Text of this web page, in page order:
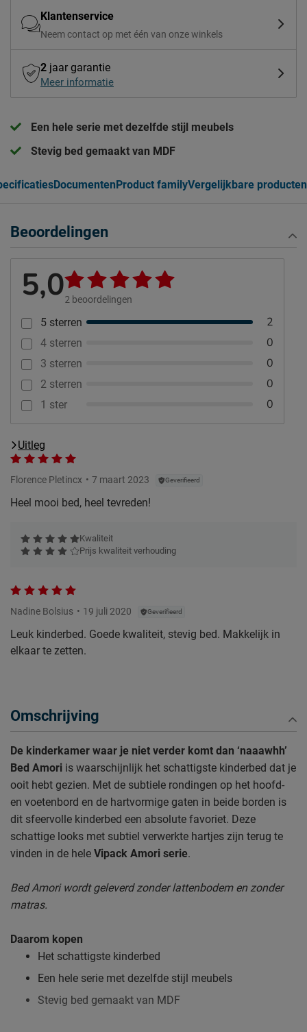
Klantenservice
Neem contact op met één van onze winkels
2 jaar garantie
Meer informatie
Een hele serie met dezelfde stijl meubels
Stevig bed gemaakt van MDF
DocumentenProduct familyVergelijkbare producten
Beoordelingen
5,02 beoordelingen
5 sterren 2
4 sterren 0
3 sterren 0
2 sterren 0
1 ster 0
Uitleg
Florence Pletincx 7 maart 2023 Geverifieerd
Heel mooi bed, heel tevreden!
Kwaliteit
Prijs kwaliteit verhouding
Nadine Bolsius 19 juli 2020 Geverifieerd
Leuk kinderbed. Goede kwaliteit, stevig bed. Makkelijk in
elkaar te zetten.
Omschrijving
De kinderkamer waar je niet verder komt dan ‘naaawhh’
Bed Amori is waarschijnlijk het schattigste kinderbed dat je
ooit hebt gezien. Met de subtiele rondingen op het hoofd-
en voetenbord en de hartvormige gaten in beide borden is
dit sfeervolle kinderbed een absolute favoriet. Deze
schattige looks met subtiel verwerkte hartjes zijn terug te
vinden in de hele Vipack Amori serie.
Bed Amori wordt geleverd zonder lattenbodem en zonder
matras.
Daarom kopen
Het schattigste kinderbed
Een hele serie met dezelfde stijl meubels
Stevig bed gemaakt van MDF